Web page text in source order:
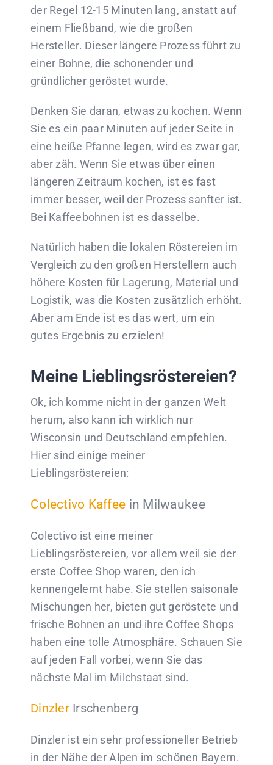
der Regel 12-15 Minuten lang, anstatt auf
einem Fließband, wie die großen
Hersteller. Dieser längere Prozess führt zu
einer Bohne, die schonender und
gründlicher geröstet wurde.
Denken Sie daran, etwas zu kochen. Wenn
Sie es ein paar Minuten auf jeder Seite in
eine heiße Pfanne legen, wird es zwar gar,
aber zäh. Wenn Sie etwas über einen
längeren Zeitraum kochen, ist es fast
immer besser, weil der Prozess sanfter ist.
Bei Kaffeebohnen ist es dasselbe.
Natürlich haben die lokalen Röstereien im
Vergleich zu den großen Herstellern auch
höhere Kosten für Lagerung, Material und
Logistik, was die Kosten zusätzlich erhöht.
Aber am Ende ist es das wert, um ein
gutes Ergebnis zu erzielen!
Meine Lieblingsröstereien?
Ok, ich komme nicht in der ganzen Welt
herum, also kann ich wirklich nur
Wisconsin und Deutschland empfehlen.
Hier sind einige meiner
Lieblingsröstereien:
Colectivo Kaffee in Milwaukee
Colectivo ist eine meiner
Lieblingsröstereien, vor allem weil sie der
erste Coffee Shop waren, den ich
kennengelernt habe. Sie stellen saisonale
Mischungen her, bieten gut geröstete und
frische Bohnen an und ihre Coffee Shops
haben eine tolle Atmosphäre. Schauen Sie
auf jeden Fall vorbei, wenn Sie das
nächste Mal im Milchstaat sind.
DinzlerIrschenberg
Dinzler ist ein sehr professioneller Betrieb
in der Nähe der Alpen im schönen Bayern.